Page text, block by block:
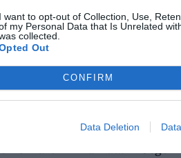
I want to opt-out of Collection, Use,
my Personal Data that Is Unrelated
collected.
Out
CONFIRM
Data Deletion
obra de Manolo Vilaplana i Lluch. -LO RAT
Calderón de la